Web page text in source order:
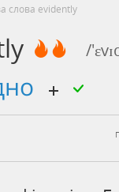
слова evidently
/